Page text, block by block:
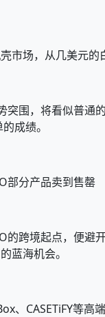
市场，从几美元
突围，将看似普
成绩。
部分产品卖到售罄
的跨境起点，便
蓝海机会。
、CASETiFY等高